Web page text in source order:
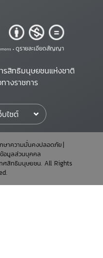
• ดูรายละเอียดสัญญา
สิทธิมนุษยชนแห่งชาติ
างราชการ
ไซต์
ษาความมั่นคงปลอดภัย
อมูลส่วนบุคคล
ศสิทธิมนุษยชน. All Rights